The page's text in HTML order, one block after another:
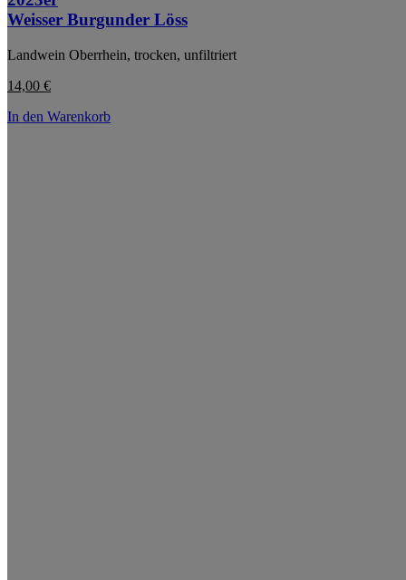
Weisser Burgunder Löss
Landwein Oberrhein, trocken, unfiltriert
14,00 €
In den Warenkorb